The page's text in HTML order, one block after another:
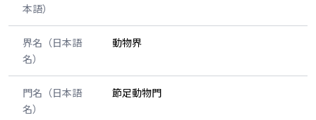
本語）
界名（日本語
名）
動物界
門名（日本語
名）
節足動物門